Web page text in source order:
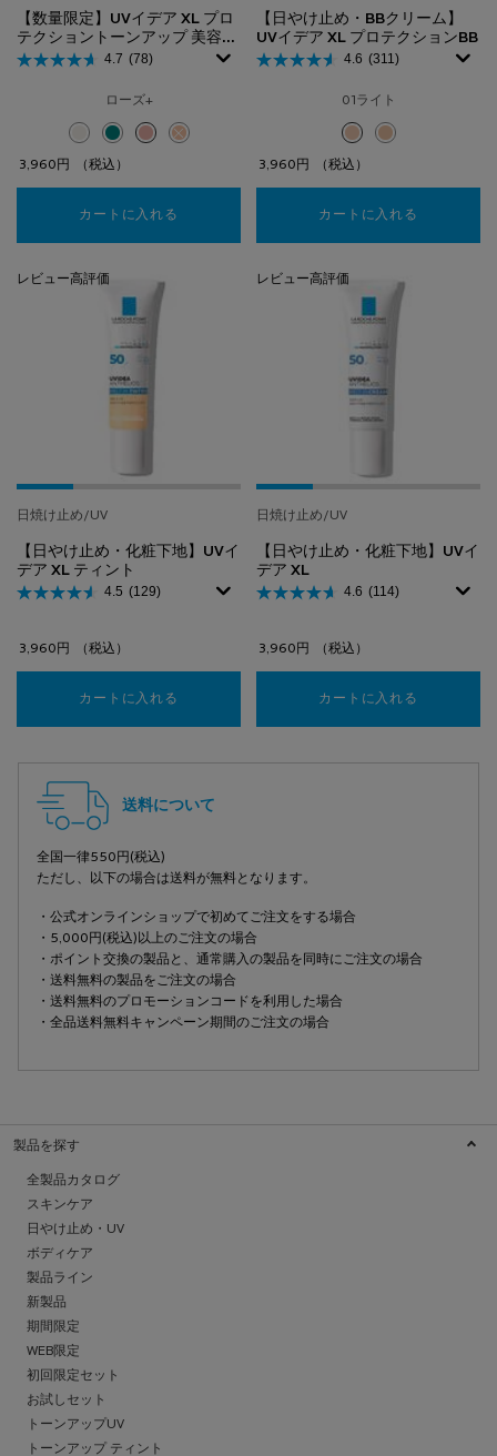
【数量限定】UVイデア XL プロ
テクショントーンアップ 美容液
＆トーンアップローズ+ 付きキ
4.7 (78)
ローズ+
選択済み
ホワイト のカラー 【数量限定】UVイデア XL プロテクショントー
選択済み
クリア のカラー 【数量限定】UVイデア XL プロテクショント
選択済み
ローズ+ のカラー 【数量限定】UVイデア XL プロテクシ
選択済み
商品バリエーションは在庫切れです, ティント のカ
3,960円 （税込）
カートに入れる 【数量限定】UVイデア XL プロテクショントー
【日やけ止め・BBクリーム】
UVイデア XL プロテクションBB
4.6 (311)
01ライト
選択済み
01ライト のカラー 【
選択済み
02ナチュラル の
3,960円 （税込）
カートに入れる
レビュー高評価
日焼け止め/UV
【日やけ止め・化粧下地】UVイ
デア XL ティント
4.5 (129)
3,960円 （税込）
カートに入れる 【日やけ止め・化粧下地】UVイデア XL ティント
レビュー高評価
日焼け止め/UV
【日やけ止め・化粧下地】UVイ
デア XL
4.6 (114)
3,960円 （税込）
カートに入れる
送料について
全国一律550円(税込)
ただし、以下の場合は送料が無料となります。
・公式オンラインショップで初めてご注文をする場合
・5,000円(税込)以上のご注文の場合
・ポイント交換の製品と、通常購入の製品を同時にご注文の場合
・送料無料の製品をご注文の場合
・送料無料のプロモーションコードを利用した場合
・全品送料無料キャンペーン期間のご注文の場合
製品を探す
全製品カタログ
スキンケア
日やけ止め・UV
ボディケア
製品ライン
新製品
期間限定
WEB限定
初回限定セット
お試しセット
トーンアップUV
トーンアップ ティント